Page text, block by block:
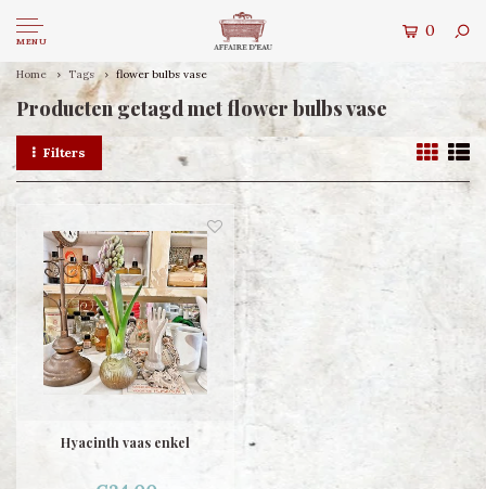
MENU
0
Home Tags flower bulbs vase
Producten getagd met flower bulbs vase
Filters
Hyacinth vaas enkel